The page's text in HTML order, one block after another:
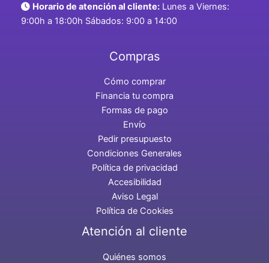
Horario de atención al cliente: Lunes a Viernes:
9:00h a 18:00h Sábados: 9:00 a 14:00
Compras
Cómo comprar
Financia tu compra
Formas de pago
Envío
Pedir presupuesto
Condiciones Generales
Política de privacidad
Accesibilidad
Aviso Legal
Política de Cookies
Atención al cliente
Quiénes somos